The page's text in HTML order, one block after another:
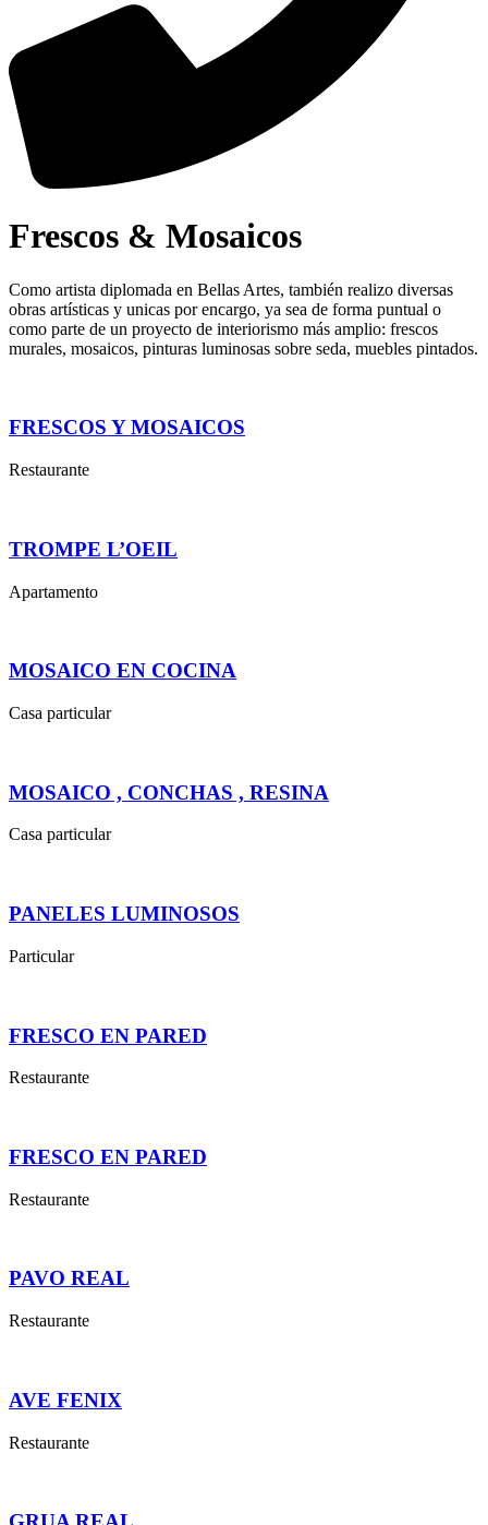
Frescos & Mosaicos
Como artista diplomada en Bellas Artes, también realizo diversas
obras artísticas y unicas por encargo, ya sea de forma puntual o
como parte de un proyecto de interiorismo más amplio: frescos
murales, mosaicos, pinturas luminosas sobre seda, muebles pintados.
FRESCOS Y MOSAICOS
Restaurante
TROMPE L’OEIL
Apartamento
MOSAICO EN COCINA
Casa particular
MOSAICO , CONCHAS , RESINA
Casa particular
PANELES LUMINOSOS
Particular
FRESCO EN PARED
Restaurante
FRESCO EN PARED
Restaurante
PAVO REAL
Restaurante
AVE FENIX
Restaurante